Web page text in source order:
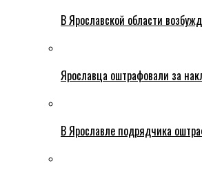
В Ярославской области
Ярославца оштрафовали за
В Ярославле подрядчика